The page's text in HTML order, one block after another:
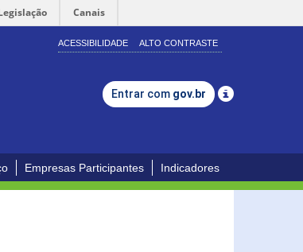
Canais
ACESSIBILIDADE ALTO CONTRASTE
Entrar com gov.br
Empresas Participantes Indicadores